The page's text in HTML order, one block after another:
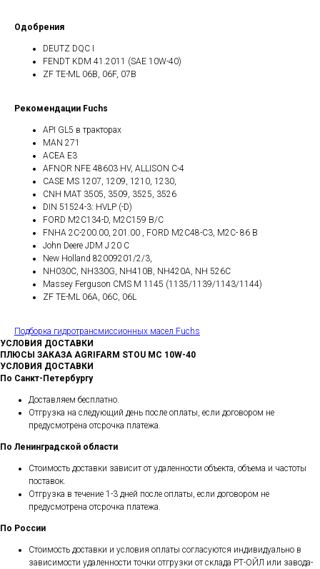
Одобрения
DEUTZ DQC I
FENDT KDM 41.2011 (SAE 10W-40)
ZF TE-ML 06B, 06F, 07B
Рекомендации Fuchs
API GL5 в тракторах
MAN 271
ACEA E3
AFNOR NFE 48603 HV, ALLISON C-4
CASE MS 1207, 1209, 1210, 1230,
CNH MAT 3505, 3509, 3525, 3526
DIN 51524-3: HVLP (-D)
FORD M2C134-D, M2C159 B/C
FNHA 2C-200.00, 201.00 , FORD M2C48-C3, M2C- 86 B
John Deere JDM J 20 C
New Holland 82009201/2/3,
NH030C, NH330G, NH410B, NH420A, NH 526C
Massey Ferguson CMS M 1145 (1135/1139/1143/1144)
ZF TE-ML 06A, 06C, 06L
Подборка гидротрансмиссионных масел Fuchs
УСЛОВИЯ ДОСТАВКИ
ПЛЮСЫ ЗАКАЗА AGRIFARM STOU MC 10W-40
УСЛОВИЯ ДОСТАВКИ
По Санкт-Петербургу
Доставляем бесплатно.
Отгрузка на следующий день после оплаты, если договором не
предусмотрена отсрочка платежа.
По Ленинградской области
Стоимость доставки зависит от удаленности объекта, объема и частоты
поставок.
Отгрузка в течение 1-3 дней после оплаты, если договором не
предусмотрена отсрочка платежа.
По России
Стоимость доставки и условия оплаты согласуются индивидуально в
зависимости удаленности точки отгрузки от склада РТ-ОЙЛ или завода-